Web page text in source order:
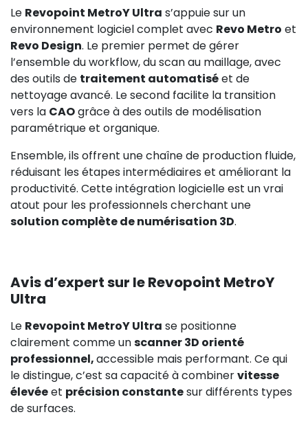
Le Revopoint MetroY Ultra s’appuie sur un
environnement logiciel complet avec Revo Metro et
Revo Design. Le premier permet de gérer
l’ensemble du workflow, du scan au maillage, avec
des outils de traitement automatiséet de
nettoyage avancé. Le second facilite la transition
vers la CAOgrâce à des outils de modélisation
paramétrique et organique.
Ensemble, ils offrent une chaîne de production fluide,
réduisant les étapes intermédiaires et améliorant la
productivité. Cette intégration logicielle est un vrai
atout pour les professionnels cherchant une
solution complète de numérisation 3D.
Avis d’expert sur le Revopoint MetroY
Ultra
Le Revopoint MetroY Ultra se positionne
clairement comme unscanner 3D orienté
professionnel,accessible mais performant. Ce qui
le distingue, c’est sa capacité à combinervitesse
élevéeet précision constantesur différents types
de surfaces.